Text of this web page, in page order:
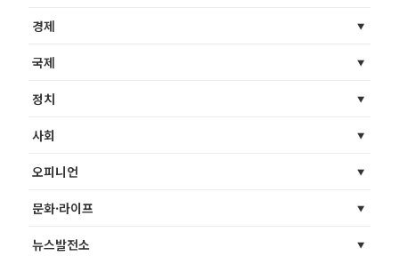
경제
국제
정치
사회
오피니언
문화·라이프
뉴스발전소